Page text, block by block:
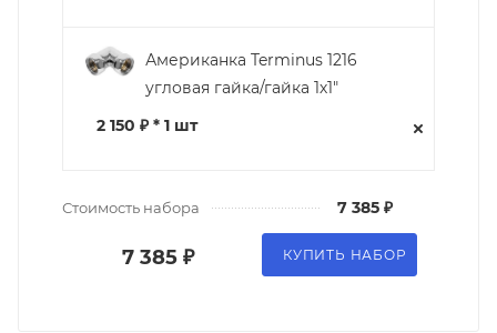
Американка Terminus 1216
угловая гайка/гайка 1х1"
2 150 ₽ * 1 шт
Стоимость набора 7 385 ₽
7 385 ₽ КУПИТЬ НАБОР